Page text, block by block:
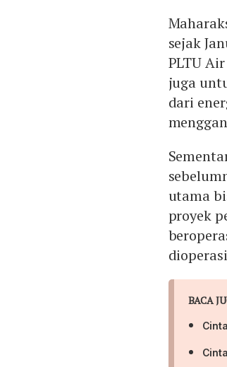
sejak
PLTU
juga
dari
utama
proyek
BACA